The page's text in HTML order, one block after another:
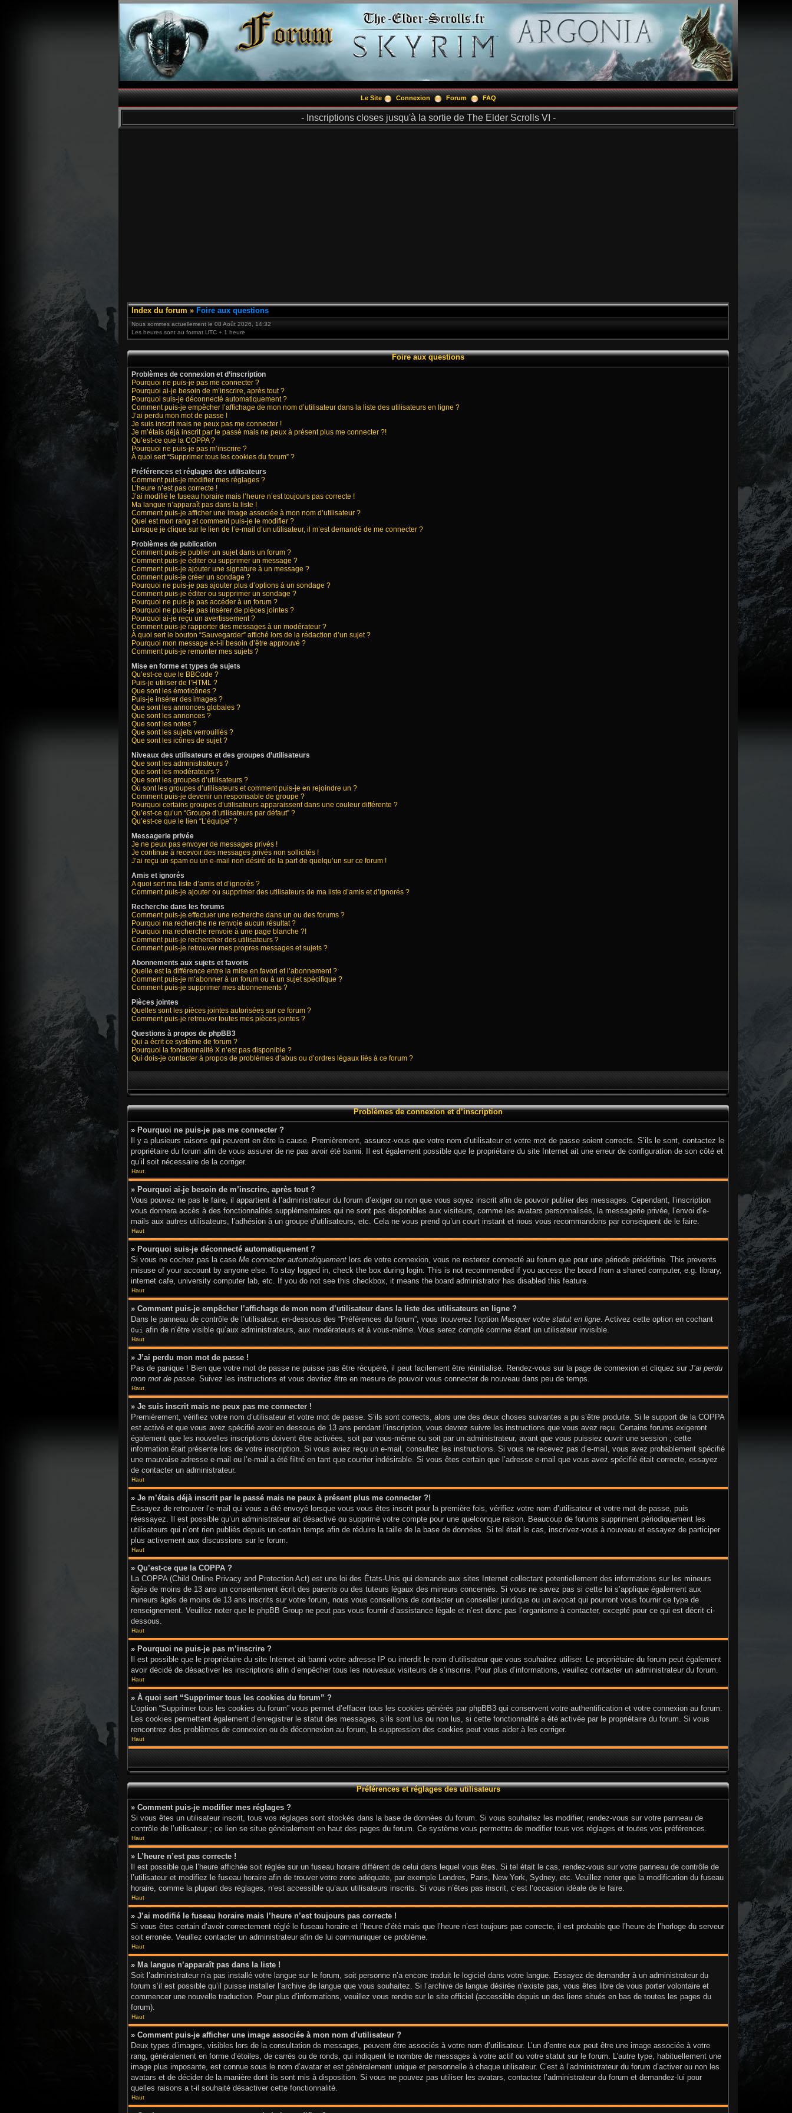
Le Site Connexion Forum FAQ
- Inscriptions closes jusqu'à la sortie de The Elder Scrolls VI -
Index du forum » Foire aux questions
Nous sommes actuellement le 08 Août 2026, 14:32
Les heures sont au format UTC + 1 heure
Foire aux questions
Problèmes de connexion et d’inscription
Pourquoi ne puis-je pas me connecter ?
Pourquoi ai-je besoin de m’inscrire, après tout ?
Pourquoi suis-je déconnecté automatiquement ?
Comment puis-je empêcher l’affichage de mon nom d’utilisateur dans la liste des utilisateurs en ligne ?
J’ai perdu mon mot de passe !
Je suis inscrit mais ne peux pas me connecter !
Je m’étais déjà inscrit par le passé mais ne peux à présent plus me connecter ?!
Qu’est-ce que la COPPA ?
Pourquoi ne puis-je pas m’inscrire ?
À quoi sert “Supprimer tous les cookies du forum” ?
Préférences et réglages des utilisateurs
Comment puis-je modifier mes réglages ?
L’heure n’est pas correcte !
J’ai modifié le fuseau horaire mais l’heure n’est toujours pas correcte !
Ma langue n’apparaît pas dans la liste !
Comment puis-je afficher une image associée à mon nom d’utilisateur ?
Quel est mon rang et comment puis-je le modifier ?
Lorsque je clique sur le lien de l’e-mail d’un utilisateur, il m’est demandé de me connecter ?
Problèmes de publication
Comment puis-je publier un sujet dans un forum ?
Comment puis-je éditer ou supprimer un message ?
Comment puis-je ajouter une signature à un message ?
Comment puis-je créer un sondage ?
Pourquoi ne puis-je pas ajouter plus d’options à un sondage ?
Comment puis-je éditer ou supprimer un sondage ?
Pourquoi ne puis-je pas accéder à un forum ?
Pourquoi ne puis-je pas insérer de pièces jointes ?
Pourquoi ai-je reçu un avertissement ?
Comment puis-je rapporter des messages à un modérateur ?
À quoi sert le bouton “Sauvegarder” affiché lors de la rédaction d’un sujet ?
Pourquoi mon message a-t-il besoin d’être approuvé ?
Comment puis-je remonter mes sujets ?
Mise en forme et types de sujets
Qu’est-ce que le BBCode ?
Puis-je utiliser de l’HTML ?
Que sont les émoticônes ?
Puis-je insérer des images ?
Que sont les annonces globales ?
Que sont les annonces ?
Que sont les notes ?
Que sont les sujets verrouillés ?
Que sont les icônes de sujet ?
Niveaux des utilisateurs et des groupes d’utilisateurs
Que sont les administrateurs ?
Que sont les modérateurs ?
Que sont les groupes d’utilisateurs ?
Où sont les groupes d’utilisateurs et comment puis-je en rejoindre un ?
Comment puis-je devenir un responsable de groupe ?
Pourquoi certains groupes d’utilisateurs apparaissent dans une couleur différente ?
Qu’est-ce qu’un “Groupe d’utilisateurs par défaut” ?
Qu’est-ce que le lien “L’équipe” ?
Messagerie privée
Je ne peux pas envoyer de messages privés !
Je continue à recevoir des messages privés non sollicités !
J’ai reçu un spam ou un e-mail non désiré de la part de quelqu’un sur ce forum !
Amis et ignorés
A quoi sert ma liste d’amis et d’ignorés ?
Comment puis-je ajouter ou supprimer des utilisateurs de ma liste d’amis et d’ignorés ?
Recherche dans les forums
Comment puis-je effectuer une recherche dans un ou des forums ?
Pourquoi ma recherche ne renvoie aucun résultat ?
Pourquoi ma recherche renvoie à une page blanche ?!
Comment puis-je rechercher des utilisateurs ?
Comment puis-je retrouver mes propres messages et sujets ?
Abonnements aux sujets et favoris
Quelle est la différence entre la mise en favori et l’abonnement ?
Comment puis-je m’abonner à un forum ou à un sujet spécifique ?
Comment puis-je supprimer mes abonnements ?
Pièces jointes
Quelles sont les pièces jointes autorisées sur ce forum ?
Comment puis-je retrouver toutes mes pièces jointes ?
Questions à propos de phpBB3
Qui a écrit ce système de forum ?
Pourquoi la fonctionnalité X n’est pas disponible ?
Qui dois-je contacter à propos de problèmes d’abus ou d’ordres légaux liés à ce forum ?
Problèmes de connexion et d’inscription
» Pourquoi ne puis-je pas me connecter ?
Il y a plusieurs raisons qui peuvent en être la cause. Premièrement, assurez-vous que votre nom d’utilisateur et votre mot de passe soient corrects. S’ils le sont, contactez le
propriétaire du forum afin de vous assurer de ne pas avoir été banni. Il est également possible que le propriétaire du site Internet ait une erreur de configuration de son côté et
qu’il soit nécessaire de la corriger.
Haut
» Pourquoi ai-je besoin de m’inscrire, après tout ?
Vous pouvez ne pas le faire, il appartient à l’administrateur du forum d’exiger ou non que vous soyez inscrit afin de pouvoir publier des messages. Cependant, l’inscription
vous donnera accès à des fonctionnalités supplémentaires qui ne sont pas disponibles aux visiteurs, comme les avatars personnalisés, la messagerie privée, l’envoi d’e-
mails aux autres utilisateurs, l’adhésion à un groupe d’utilisateurs, etc. Cela ne vous prend qu’un court instant et nous vous recommandons par conséquent de le faire.
Haut
» Pourquoi suis-je déconnecté automatiquement ?
Si vous ne cochez pas la case Me connecter automatiquement lors de votre connexion, vous ne resterez connecté au forum que pour une période prédéfinie. This prevents
misuse of your account by anyone else. To stay logged in, check the box during login. This is not recommended if you access the board from a shared computer, e.g. library,
internet cafe, university computer lab, etc. If you do not see this checkbox, it means the board administrator has disabled this feature.
Haut
» Comment puis-je empêcher l’affichage de mon nom d’utilisateur dans la liste des utilisateurs en ligne ?
Dans le panneau de contrôle de l’utilisateur, en-dessous des “Préférences du forum”, vous trouverez l’option Masquer votre statut en ligne. Activez cette option en cochant
Oui afin de n’être visible qu’aux administrateurs, aux modérateurs et à vous-même. Vous serez compté comme étant un utilisateur invisible.
Haut
» J’ai perdu mon mot de passe !
Pas de panique ! Bien que votre mot de passe ne puisse pas être récupéré, il peut facilement être réinitialisé. Rendez-vous sur la page de connexion et cliquez sur J’ai perdu
mon mot de passe. Suivez les instructions et vous devriez être en mesure de pouvoir vous connecter de nouveau dans peu de temps.
Haut
» Je suis inscrit mais ne peux pas me connecter !
Premièrement, vérifiez votre nom d’utilisateur et votre mot de passe. S’ils sont corrects, alors une des deux choses suivantes a pu s’être produite. Si le support de la COPPA
est activé et que vous avez spécifié avoir en dessous de 13 ans pendant l’inscription, vous devrez suivre les instructions que vous avez reçu. Certains forums exigeront
également que les nouvelles inscriptions doivent être activées, soit par vous-même ou soit par un administrateur, avant que vous puissiez ouvrir une session ; cette
information était présente lors de votre inscription. Si vous aviez reçu un e-mail, consultez les instructions. Si vous ne recevez pas d’e-mail, vous avez probablement spécifié
une mauvaise adresse e-mail ou l’e-mail a été filtré en tant que courrier indésirable. Si vous êtes certain que l’adresse e-mail que vous avez spécifié était correcte, essayez
de contacter un administrateur.
Haut
» Je m’étais déjà inscrit par le passé mais ne peux à présent plus me connecter ?!
Essayez de retrouver l’e-mail qui vous a été envoyé lorsque vous vous êtes inscrit pour la première fois, vérifiez votre nom d’utilisateur et votre mot de passe, puis
réessayez. Il est possible qu’un administrateur ait désactivé ou supprimé votre compte pour une quelconque raison. Beaucoup de forums suppriment périodiquement les
utilisateurs qui n’ont rien publiés depuis un certain temps afin de réduire la taille de la base de données. Si tel était le cas, inscrivez-vous à nouveau et essayez de participer
plus activement aux discussions sur le forum.
Haut
» Qu’est-ce que la COPPA ?
La COPPA (Child Online Privacy and Protection Act) est une loi des États-Unis qui demande aux sites Internet collectant potentiellement des informations sur les mineurs
âgés de moins de 13 ans un consentement écrit des parents ou des tuteurs légaux des mineurs concernés. Si vous ne savez pas si cette loi s’applique également aux
mineurs âgés de moins de 13 ans inscrits sur votre forum, nous vous conseillons de contacter un conseiller juridique ou un avocat qui pourront vous fournir ce type de
renseignement. Veuillez noter que le phpBB Group ne peut pas vous fournir d’assistance légale et n’est donc pas l’organisme à contacter, excepté pour ce qui est décrit ci-
dessous.
Haut
» Pourquoi ne puis-je pas m’inscrire ?
Il est possible que le propriétaire du site Internet ait banni votre adresse IP ou interdit le nom d’utilisateur que vous souhaitez utiliser. Le propriétaire du forum peut également
avoir décidé de désactiver les inscriptions afin d’empêcher tous les nouveaux visiteurs de s’inscrire. Pour plus d’informations, veuillez contacter un administrateur du forum.
Haut
» À quoi sert “Supprimer tous les cookies du forum” ?
L’option “Supprimer tous les cookies du forum” vous permet d’effacer tous les cookies générés par phpBB3 qui conservent votre authentification et votre connexion au forum.
Les cookies permettent également d’enregistrer le statut des messages, s’ils sont lus ou non lus, si cette fonctionnalité a été activée par le propriétaire du forum. Si vous
rencontrez des problèmes de connexion ou de déconnexion au forum, la suppression des cookies peut vous aider à les corriger.
Haut
Préférences et réglages des utilisateurs
» Comment puis-je modifier mes réglages ?
Si vous êtes un utilisateur inscrit, tous vos réglages sont stockés dans la base de données du forum. Si vous souhaitez les modifier, rendez-vous sur votre panneau de
contrôle de l’utilisateur ; ce lien se situe généralement en haut des pages du forum. Ce système vous permettra de modifier tous vos réglages et toutes vos préférences.
Haut
» L’heure n’est pas correcte !
Il est possible que l’heure affichée soit réglée sur un fuseau horaire différent de celui dans lequel vous êtes. Si tel était le cas, rendez-vous sur votre panneau de contrôle de
l’utilisateur et modifiez le fuseau horaire afin de trouver votre zone adéquate, par exemple Londres, Paris, New York, Sydney, etc. Veuillez noter que la modification du fuseau
horaire, comme la plupart des réglages, n’est accessible qu’aux utilisateurs inscrits. Si vous n’êtes pas inscrit, c’est l’occasion idéale de le faire.
Haut
» J’ai modifié le fuseau horaire mais l’heure n’est toujours pas correcte !
Si vous êtes certain d’avoir correctement réglé le fuseau horaire et l’heure d’été mais que l’heure n’est toujours pas correcte, il est probable que l’heure de l’horloge du serveur
soit erronée. Veuillez contacter un administrateur afin de lui communiquer ce problème.
Haut
» Ma langue n’apparaît pas dans la liste !
Soit l’administrateur n’a pas installé votre langue sur le forum, soit personne n’a encore traduit le logiciel dans votre langue. Essayez de demander à un administrateur du
forum s’il est possible qu’il puisse installer l’archive de langue que vous souhaitez. Si l’archive de langue désirée n’existe pas, vous êtes libre de vous porter volontaire et
commencer une nouvelle traduction. Pour plus d’informations, veuillez vous rendre sur le site officiel (accessible depuis un des liens situés en bas de toutes les pages du
forum).
Haut
» Comment puis-je afficher une image associée à mon nom d’utilisateur ?
Deux types d’images, visibles lors de la consultation de messages, peuvent être associés à votre nom d’utilisateur. L’un d’entre eux peut être une image associée à votre
rang, généralement en forme d’étoiles, de carrés ou de ronds, qui indiquent le nombre de messages à votre actif ou votre statut sur le forum. L’autre type, habituellement une
image plus imposante, est connue sous le nom d’avatar et est généralement unique et personnelle à chaque utilisateur. C’est à l’administrateur du forum d’activer ou non les
avatars et de décider de la manière dont ils sont mis à disposition. Si vous ne pouvez pas utiliser les avatars, contactez l’administrateur du forum et demandez-lui pour
quelles raisons a t-il souhaité désactiver cette fonctionnalité.
Haut